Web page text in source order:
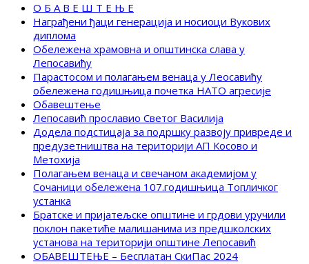
О Б А В Е Ш Т Е Њ Е
Награђени ђаци генерација и носиоци Вукових
диплома
Обележена храмовна и општинска слава у
Лепосавићу
Парастосом и полагањем венаца у Леосавићу
обележена годишњица почетка НАТО агресије
Обавештење
Лепосавић прославио Светог Василија
Додела подстицаја за подршку развоју привреде и
предузетништва на територији АП Косово и
Метохија
Полагањем венаца и свечаном академијом у
Сочаници обележена 107.годишњица Топличког
устанка
Братске и пријатељске општине и грдови уручили
поклон пакетиће малишанима из предшколских
установа на територији општине Лепосавић
ОБАВЕШТЕЊЕ – Бесплатан СкиПас 2024